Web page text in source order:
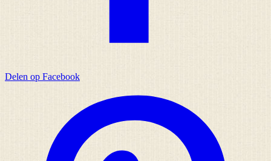
Delen op Facebook